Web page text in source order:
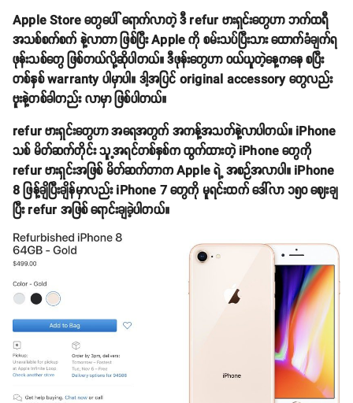
Apple Store တွေပေါ် ရောက်လာတဲ့ ဒီ refur ဗားရှင်းတွေဟာ ဘက်ထရီ
အသစ်စက်စက် နဲ့လာတာ ဖြစ်ပြီး Apple ကို စမ်းသပ်ပြီးသား ထောက်ခံချက်ရ
ဖုန်းသစ်တွေ ဖြစ်တယ်လို့ဆိုပါတယ်။ ဒီဖုန်းတွေဟာ ဝယ်ယူတဲ့နေ့ကနေ စပြီး
တစ်နှစ် warranty ပါမှာပါ။ ဒါ့အပြင် original accessory တွေလည်း
ဗူးနဲ့တစ်ခါတည်း လာမှာ ဖြစ်ပါတယ်။
refur ဗားရှင်းတွေဟာ အရေအတွက် အကန့်အသတ်နဲ့လာပါတယ်။ iPhone
သစ် မိတ်ဆက်တိုင်း သူ့အရင်တစ်နှစ်က ထွက်ထားတဲ့ iPhone တွေကို
refur ဗားရှင်းအဖြစ် မိတ်ဆက်တာက Apple ရဲ့ အစဉ်အလာပါ။ iPhone
8 ဖြန့်ချိပြီးချိန်မှာလည်း iPhone 7 တွေကို မူရင်းထက် ဒေါ်လာ ၁၅၀ ဈေးချ
ပြီး refur အဖြစ် ရောင်းချခဲ့ပါတယ်။